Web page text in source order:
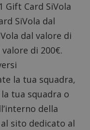
Gift Card SiVola
SiVola dal
dal valore di
di 200€.
la tua squadra,
tua squadra o
della
sito dedicato al